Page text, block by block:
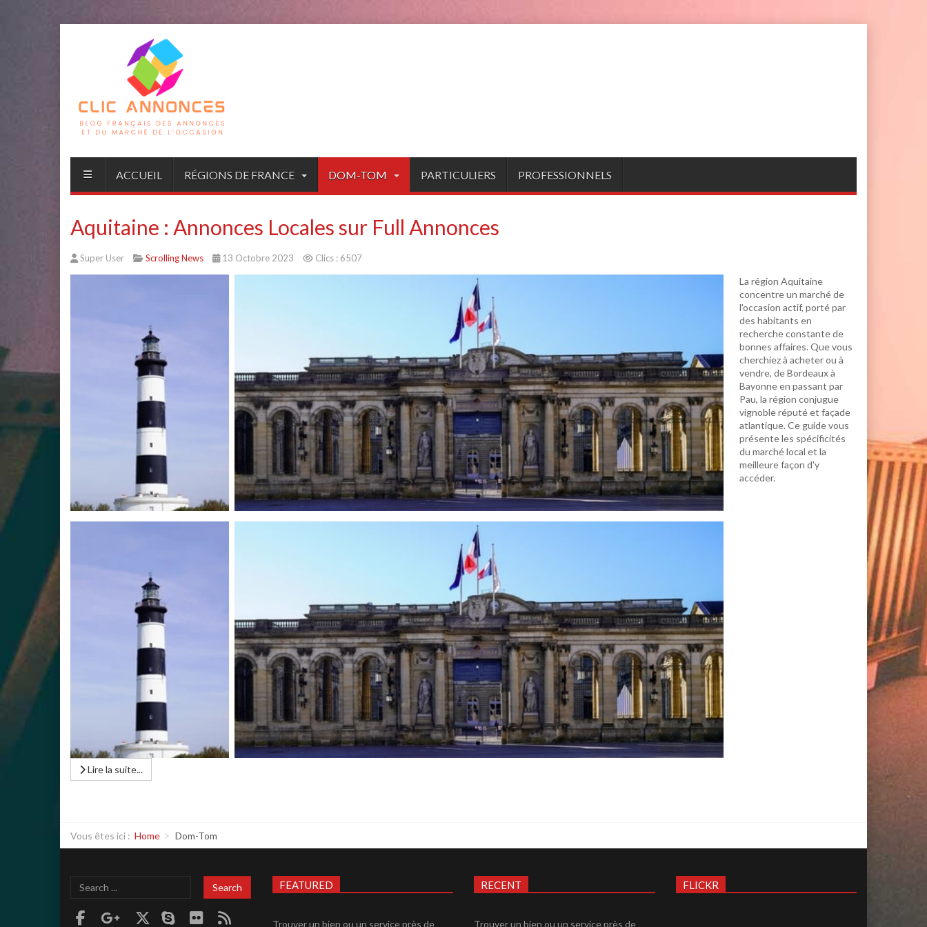
ACCUEIL RÉGIONS DE FRANCE DOM-TOM PARTICULIERS PROFESSIONNELS
Aquitaine : Annonces Locales sur Full Annonces
Super User Scrolling News 13 Octobre 2023 Clics : 6507
La région Aquitaine
concentre un marché de
l'occasion actif, porté par
des habitants en
recherche constante de
bonnes affaires. Que vous
cherchiez à acheter ou à
vendre, de Bordeaux à
Bayonne en passant par
Pau, la région conjugue
vignoble réputé et façade
atlantique. Ce guide vous
présente les spécificités
du marché local et la
meilleure façon d'y
accéder.
Lire la suite...
Vous êtes ici : Home Dom-Tom
Search
Search FEATURED
Trouver un bien ou un service près de
RECENT
Trouver un bien ou un service près de
FLICKR